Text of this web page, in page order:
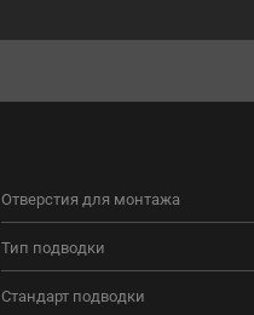
Отверстия для монтажа
Тип подводки
Стандарт подводки